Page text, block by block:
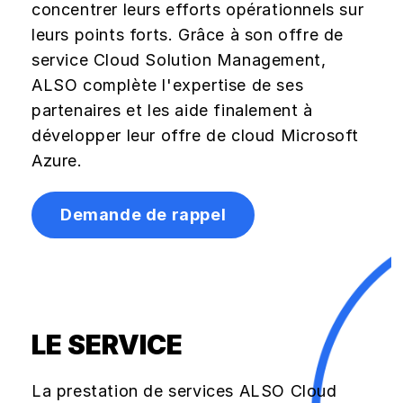
concentrer leurs efforts opérationnels sur
leurs points forts. Grâce à son offre de
service Cloud Solution Management,
ALSO complète l'expertise de ses
partenaires et les aide finalement à
développer leur offre de cloud Microsoft
Azure.
Demande de rappel
LE SERVICE
La prestation de services ALSO Cloud